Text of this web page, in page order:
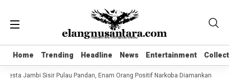
Home Trending Headline News Entertainment
Home Trending Headline News Entertainment
Jambi Sisir Pulau Pandan, Enam Orang Positif Narkoba Diamankan